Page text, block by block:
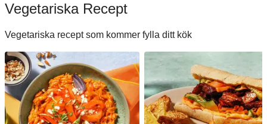
Vegetariska Recept
Vegetariska recept som kommer fylla ditt kök